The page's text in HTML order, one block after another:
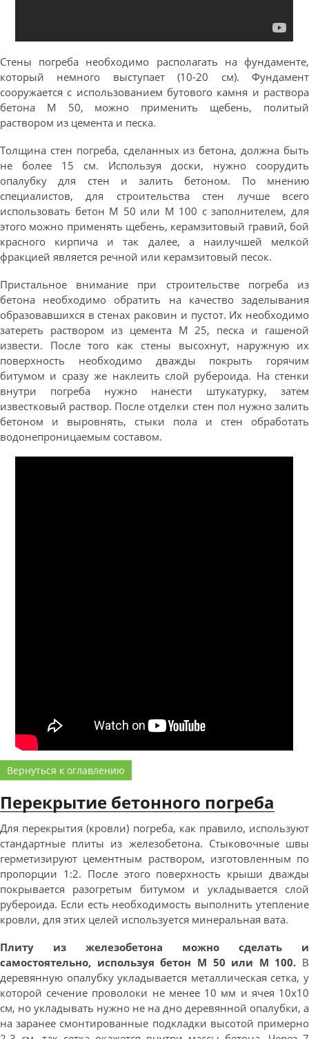
Стены погреба необходимо располагать на фундаменте,
который немного выступает (10-20 см). Фундамент
сооружается с использованием бутового камня и раствора
бетона М 50, можно применить щебень, политый
раствором из цемента и песка.
Толщина стен погреба, сделанных из бетона, должна быть
не более 15 см. Используя доски, нужно соорудить
опалубку для стен и залить бетоном. По мнению
специалистов, для строительства стен лучше всего
использовать бетон М 50 или М 100 с заполнителем, для
этого можно применять щебень, керамзитовый гравий, бой
красного кирпича и так далее, а наилучшей мелкой
фракцией является речной или керамзитовый песок.
Пристальное внимание при строительстве погреба из
бетона необходимо обратить на качество заделывания
образовавшихся в стенах раковин и пустот. Их необходимо
затереть раствором из цемента М 25, песка и гашеной
извести. После того как стены высохнут, наружную их
поверхность необходимо дважды покрыть горячим
битумом и сразу же наклеить слой рубероида. На стенки
внутри погреба нужно нанести штукатурку, затем
известковый раствор. После отделки стен пол нужно залить
бетоном и выровнять, стыки пола и стен обработать
водонепроницаемым составом.
Вернуться к оглавлению
Перекрытие бетонного погреба
Для перекрытия (кровли) погреба, как правило, используют
стандартные плиты из железобетона. Стыковочные швы
герметизируют цементным раствором, изготовленным по
пропорции 1:2. После этого поверхность крыши дважды
покрывается разогретым битумом и укладывается слой
рубероида. Если есть необходимость выполнить утепление
кровли, для этих целей используется минеральная вата.
Плиту из железобетона можно сделать и
самостоятельно, используя бетон М 50 или М 100. В
деревянную опалубку укладывается металлическая сетка, у
которой сечение проволоки не менее 10 мм и ячея 10х10
см, но укладывать нужно не на дно деревянной опалубки, а
на заранее смонтированные подкладки высотой примерно